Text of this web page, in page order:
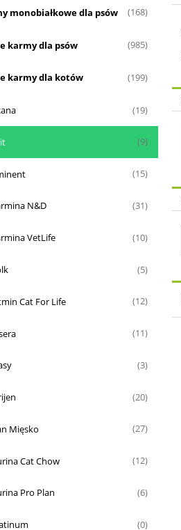
monobiałkowe dla psów (168)
karmy dla psów (985)
karmy dla kotów (199)
(19)
(9)
(15)
N&D (31)
VetLife (10)
(5)
Cat For Life (12)
(11)
(3)
(20)
Mięsko (27)
Cat Chow (12)
Pro Plan (6)
(0)